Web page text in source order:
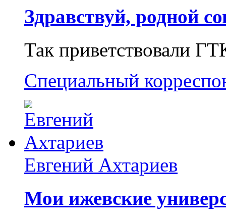
Здравствуй, родной
Так приветствовали
Специальный
Евгений Ахтариев
Мои ижевские